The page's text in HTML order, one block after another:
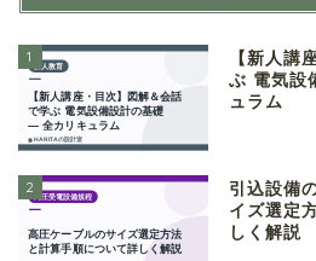
1
【新人講
ぶ 電気設
ュラム
2
引込設備
イズ選定
しく解説